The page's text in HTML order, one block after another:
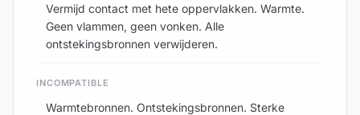
Vermijd contact met hete oppervlakken. Warmte.
Geen vlammen, geen vonken. Alle
ontstekingsbronnen verwijderen.
INCOMPATIBLE
Warmtebronnen. Ontstekingsbronnen. Sterke